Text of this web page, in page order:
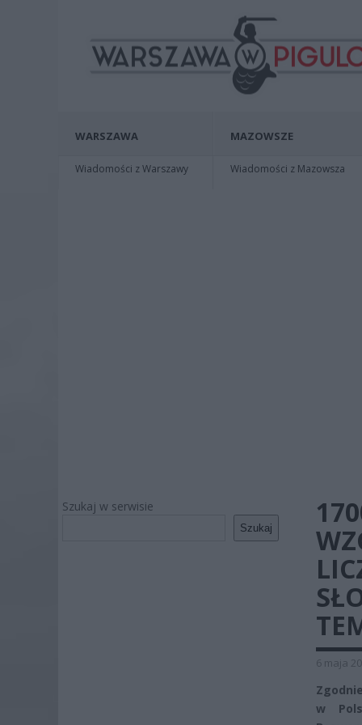
WARSZAWA
Wiadomości z Warszawy
MAZOWSZE
Wiadomości z Mazowsza
Szukaj w serwisie
Szukaj
6 maja
w